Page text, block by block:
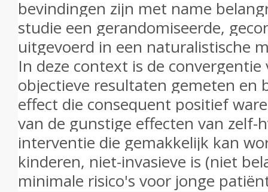
bevindingen zijn met name
studie een gerandomiseerde,
uitgevoerd in een naturalistische
In deze context is de
objectieve resultaten gemeten en
effect die consequent positief
van de gunstige effecten van zelf-
interventie die gemakkelijk kan
kinderen, niet-invasieve is (niet
minimale risico's voor jonge